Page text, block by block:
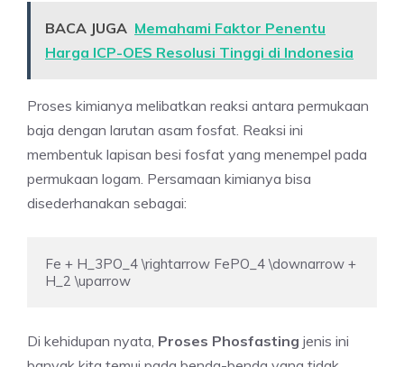
BACA JUGA Memahami Faktor Penentu
Harga ICP-OES Resolusi Tinggi di Indonesia
Proses kimianya melibatkan reaksi antara permukaan
baja dengan larutan asam fosfat. Reaksi ini
membentuk lapisan besi fosfat yang menempel pada
permukaan logam. Persamaan kimianya bisa
disederhanakan sebagai:
Fe + H_3PO_4 \rightarrow FePO_4 \downarrow +
H_2 \uparrow
Di kehidupan nyata, Proses Phosfasting jenis ini